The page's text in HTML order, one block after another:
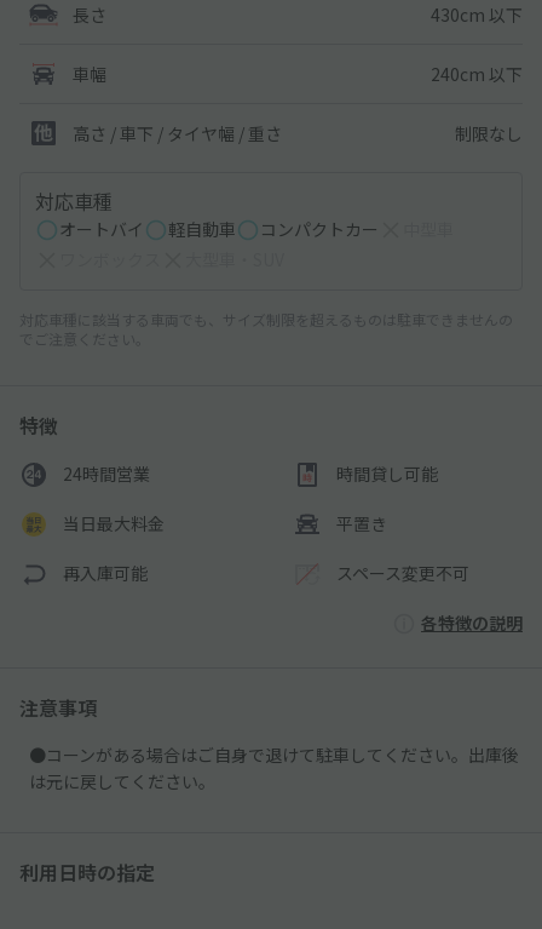
長さ 430cm 以下
車幅 240cm 以下
高さ / 車下 / タイヤ幅 / 重さ 制限なし
対応車種
オートバイ 軽自動車 コンパクトカー
対応車種に該当する車両でも、サイズ制限を超えるものは駐車できませんの
でご注意ください。
特徴
24時間営業 時間貸し可能
当日最大料金 平置き
再入庫可能 スペース変更不可
各特徴の説明
注意事項
●コーンがある場合はご自身で退けて駐車してください。出庫後
は元に戻してください。
利用日時の指定